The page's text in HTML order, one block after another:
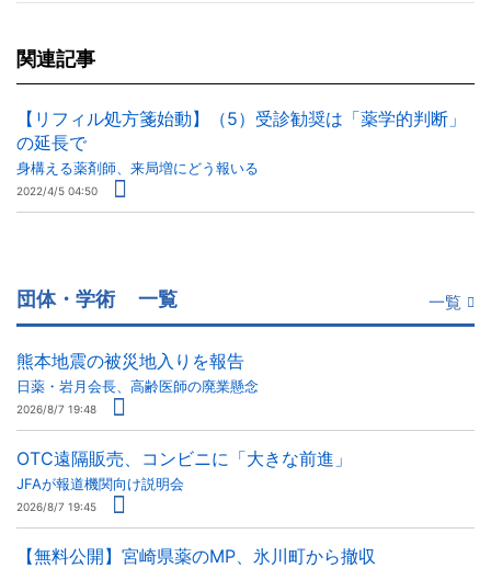
関連記事
【リフィル処方箋始動】（5）受診勧奨は「薬学的判断」
の延長で
身構える薬剤師、来局増にどう報いる
2022/4/5 04:50
団体・学術 一覧 一覧
熊本地震の被災地入りを報告
日薬・岩月会長、高齢医師の廃業懸念
2026/8/7 19:48
OTC遠隔販売、コンビニに「大きな前進」
JFAが報道機関向け説明会
2026/8/7 19:45
【無料公開】宮崎県薬のMP、氷川町から撤収